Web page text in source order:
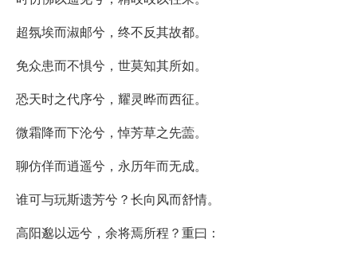
超氛埃而淑邮兮，终不反其故都。
免众患而不惧兮，世莫知其所如。
恐天时之代序兮，耀灵晔而西征。
微霜降而下沦兮，悼芳草之先蘦。
聊仿佯而逍遥兮，永历年而无成。
谁可与玩斯遗芳兮？长向风而舒情。
高阳邈以远兮，余将焉所程？重曰：